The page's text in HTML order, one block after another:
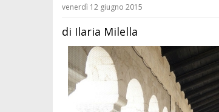
venerdì 12 giugno 2015
di Ilaria Milella